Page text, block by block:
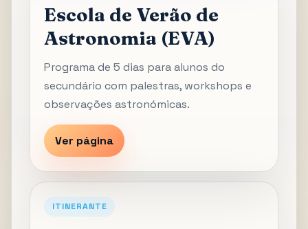
Escola de Verão de
Astronomia (EVA)
Programa de 5 dias para alunos do
secundário com palestras, workshops e
observações astronómicas.
Ver página
ITINERANTE